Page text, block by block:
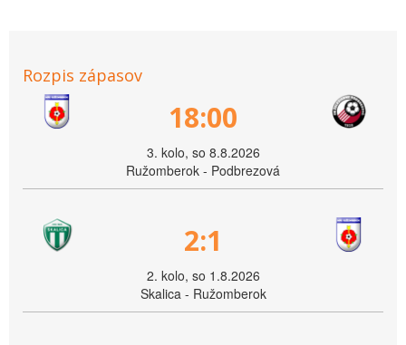
Rozpis zápasov
18:00
3. kolo, so 8.8.2026
Ružomberok - Podbrezová
2:1
2. kolo, so 1.8.2026
Skalica - Ružomberok